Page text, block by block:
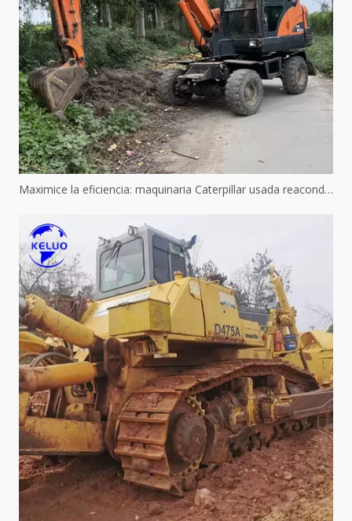
Maximice la eficiencia: maquinaria Caterpillar usada reacondicionada